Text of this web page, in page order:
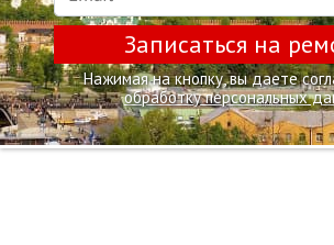
Записаться на
Нажимая на кнопку, вы даете
обработку персональных